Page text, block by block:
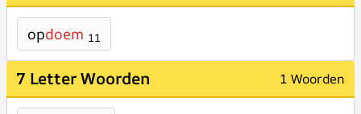
opdoem 11
7 Letter Woorden 1 Woorden